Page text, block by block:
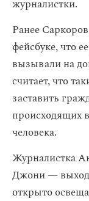
журналистки.
Ранее
фейсбуке, что
вызывали на
считает, что
заставить
происходящих
человека.
Журналистка
Джони —
открыто